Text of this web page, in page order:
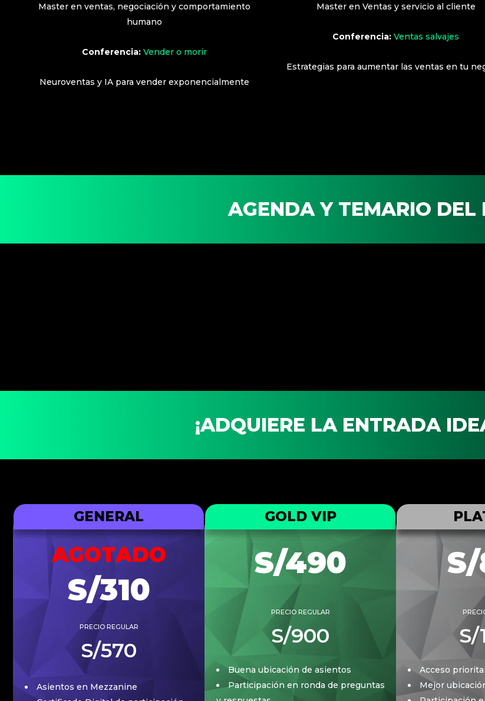
Master en ventas, negociación y comportamiento
humano
Conferencia:Vender o morir
Neuroventas y IA para vender exponencialmente
Master en Ventas y servicio al cliente
Conferencia:Ventas salvajes
Estrategias para aumentar las ventas en tu
AGENDA Y TEMARIO DEL
¡ADQUIERE LA ENTRADA
GENERAL
AGOTADO
S/310
PRECIO REGULAR
S/570
Asientos en Mezzanine
GOLD VIP
S/490
PRECIO REGULAR
S/900
Buena ubicación de asientos
Participación en ronda de preguntas
S/
Acceso
Mejor